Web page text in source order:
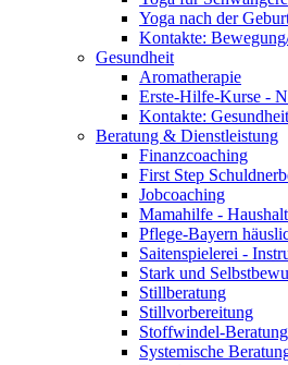
Yoga nach der
Kontakte:
Gesundheit
Aromatherapie
Erste-Hilfe-Kurse -
Kontakte: Gesundheit
Beratung & Dienstleistung
Finanzcoaching
First Step
Jobcoaching
Mamahilfe -
Pflege-Bayern
Saitenspielerei -
Stark und
Stillberatung
Stillvorbereitung
Stoffwindel-
Systemische